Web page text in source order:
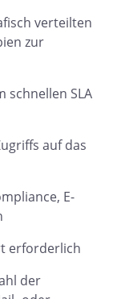
verteilten
zur
schnellen SLA
auf das
E-
erforderlich
der